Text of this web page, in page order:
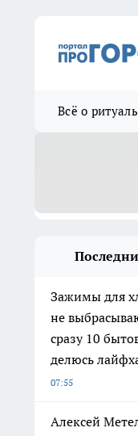
Всё о
Зажимы для
не
сразу 10
делюсь
07:55
Алексей